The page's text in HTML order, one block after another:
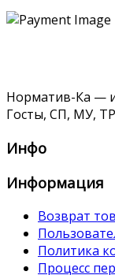
Норматив-Ка —
Госты, СП, МУ,
Инфо
Информация
Возврат
Политика
Процесс